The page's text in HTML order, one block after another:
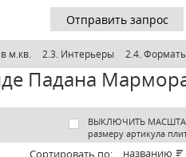
Отправить запрос
м.кв. 2.3. Интерьеры 2.4.
Падана
ВЫКЛЮЧИТЬ
размеру артикула
Cортировать по: названию